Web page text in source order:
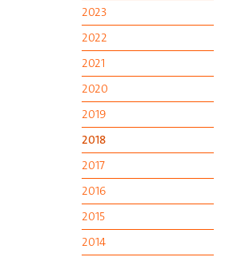
2023
2022
2021
2020
2019
2018
2017
2016
2015
2014